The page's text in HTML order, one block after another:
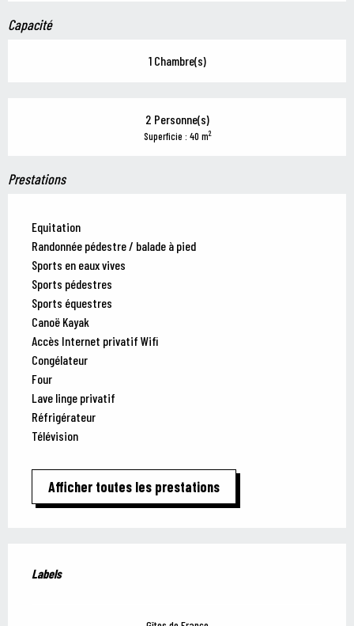
Capacité
1 Chambre(s)
2 Personne(s)
Superficie : 40 m2
Prestations
Equitation
Randonnée pédestre / balade à pied
Sports en eaux vives
Sports pédestres
Sports équestres
Canoë Kayak
Accès Internet privatif Wifi
Congélateur
Four
Lave linge privatif
Réfrigérateur
Télévision
Afficher toutes les prestations
Labels
Labels